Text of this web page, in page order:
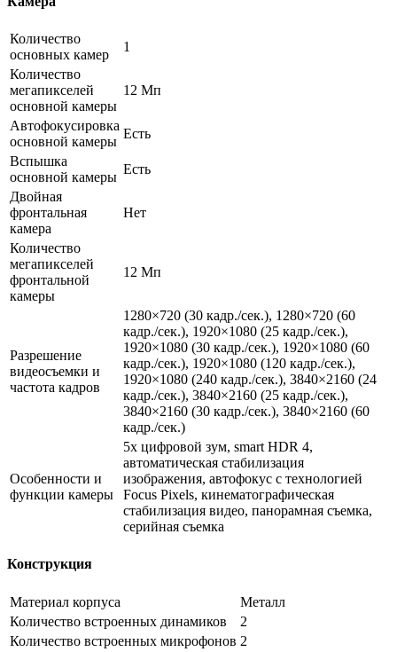
Количество
основных камер
1
Количество
мегапикселей
основной камеры
12 Мп
Автофокусировка
основной камеры
Есть
Вспышка
основной камеры
Есть
Двойная
фронтальная
камера
Нет
Количество
мегапикселей
фронтальной
камеры
12 Мп
Разрешение
видеосъемки и
частота кадров
1280×720 (30 кадр./сек.), 1280×720 (60
кадр./сек.), 1920×1080 (25 кадр./сек.),
1920×1080 (30 кадр./сек.), 1920×1080 (60
кадр./сек.), 1920×1080 (120 кадр./сек.),
1920×1080 (240 кадр./сек.), 3840×2160 (24
кадр./сек.), 3840×2160 (25 кадр./сек.),
3840×2160 (30 кадр./сек.), 3840×2160 (60
кадр./сек.)
Особенности и
функции камеры
5х цифровой зум, smart HDR 4,
автоматическая стабилизация
изображения, автофокус с технологией
Focus Pixels, кинематографическая
стабилизация видео, панорамная съемка,
серийная съемка
Конструкция
Материал корпуса
Металл
Количество встроенных динамиков
2
Количество встроенных микрофонов 2